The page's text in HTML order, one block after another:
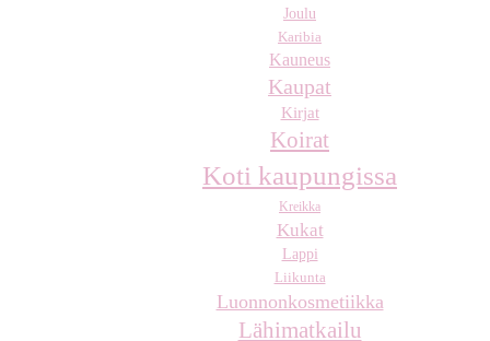
Joulu
Karibia
Kauneus
Kaupat
Kirjat
Koirat
Koti kaupungissa
Kreikka
Kukat
Lappi
Liikunta
Luonnonkosmetiikka
Lähimatkailu